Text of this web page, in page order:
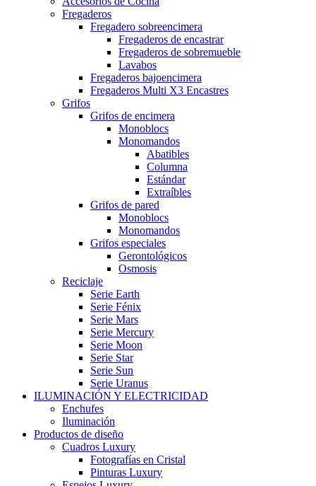
Fregaderos
Fregadero sobreencimera
Fregaderos de encastrar
Fregaderos de sobremueble
Lavabos
Fregaderos bajoencimera
Fregaderos Multi X3 Encastres
Grifos
Grifos de encimera
Monoblocs
Monomandos
Abatibles
Columna
Estándar
Extraíbles
Grifos de pared
Monoblocs
Monomandos
Grifos especiales
Gerontológicos
Osmosis
Reciclaje
Serie Earth
Serie Fénix
Serie Mars
Serie Mercury
Serie Moon
Serie Star
Serie Sun
Serie Uranus
ILUMINACIÓN Y ELECTRICIDAD
Enchufes
Iluminación
Productos de diseño
Cuadros Luxury
Fotografías en Cristal
Pinturas Luxury